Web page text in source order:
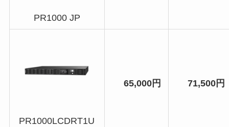
PR1000 JP
PR1000LCDRT1U
65,000円 71,500円